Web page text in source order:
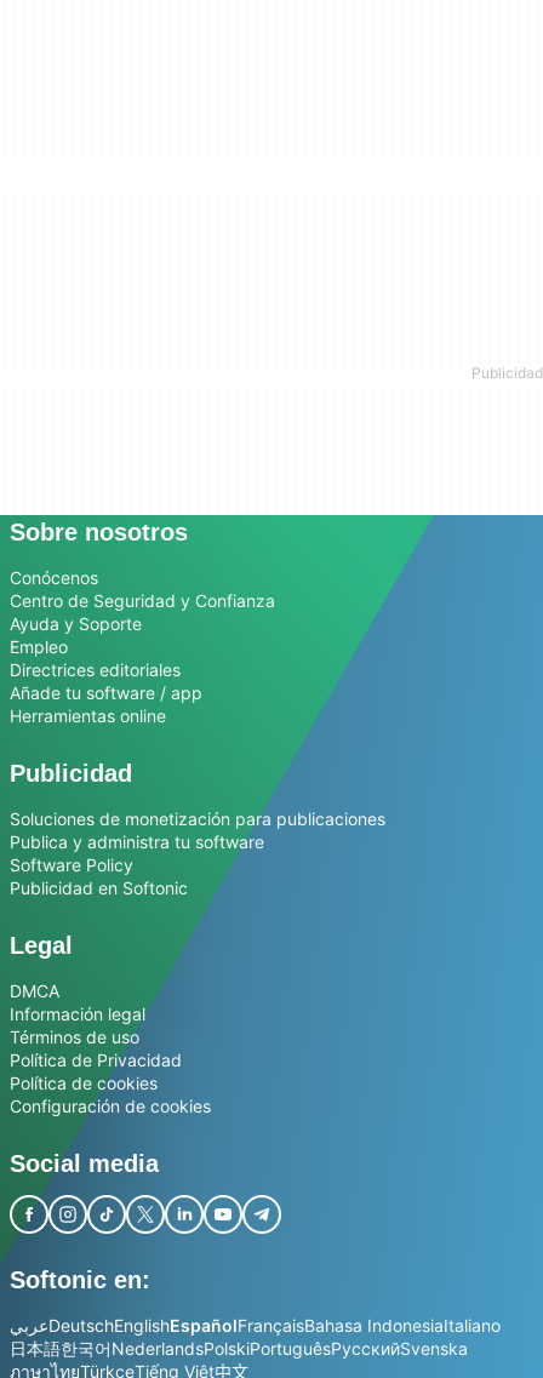
Sobre nosotros
Conócenos
Centro de Seguridad y Confianza
Ayuda y Soporte
Empleo
Directrices editoriales
Añade tu software / app
Herramientas online
Publicidad
Soluciones de monetización para publicaciones
Publica y administra tu software
Software Policy
Publicidad en Softonic
Legal
DMCA
Información legal
Términos de uso
Política de Privacidad
Política de cookies
Configuración de cookies
Social media
Softonic en:
عربيDeutschEnglishEspañolFrançaisBahasa IndonesiaItaliano
日本語한국어NederlandsPolskiPortuguêsРусскийSvenska
ภาษาไทยTürkçeTiếng Việt中文